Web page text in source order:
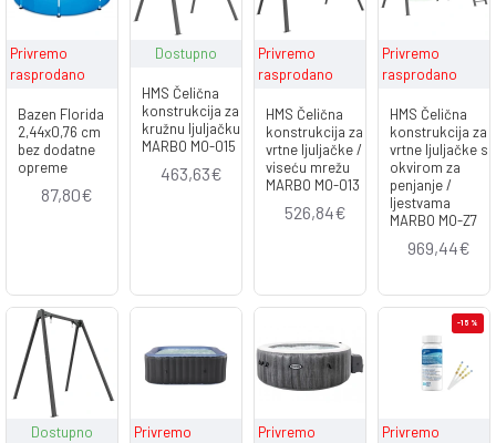
Privremo
rasprodano
Bazen Florida
2,44x0,76 cm
bez dodatne
opreme
87,80€
Dostupno
HMS Čelična
konstrukcija za
kružnu ljuljačku
MARBO MO-015
463,63€
Privremo
rasprodano
HMS Čelična
konstrukcija za
vrtne ljuljačke /
viseću mrežu
MARBO MO-013
526,84€
Privremo
rasprodano
HMS Čelična
konstrukcija za
vrtne ljuljačke s
okvirom za
penjanje /
ljestvama
MARBO MO-Z7
969,44€
Dostupno
Privremo
Privremo
-15 %
Privremo